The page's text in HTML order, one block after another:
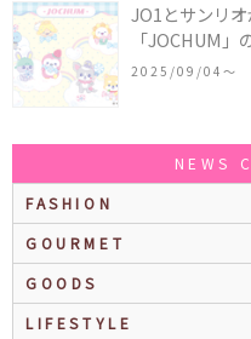
JO1とサンリ
「JOCHUM」
ザインシリー
2025/09/04〜
NEWS
FASHION
GOURMET
GOODS
LIFESTYLE